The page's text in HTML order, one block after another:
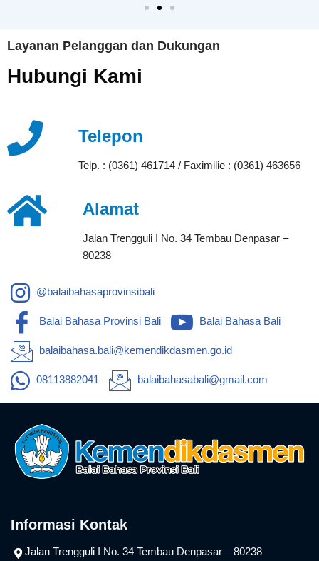
Layanan Pelanggan dan Dukungan
KONTAK
Hubungi Kami
Telepon
Telp. : (0361) 461714 / Faximilie : (0361) 463656
Alamat
Jalan Trengguli I No. 34 Tembau Denpasar –
80238
@balaibahasaprovinsibali
Balai Bahasa Provinsi Bali Balai Bahasa Bali
balaibahasa.bali@kemendikdasmen.go.id
08113882041 balaibahasabali@gmail.com
Informasi Kontak
Jalan Trengguli I No. 34 Tembau Denpasar – 80238